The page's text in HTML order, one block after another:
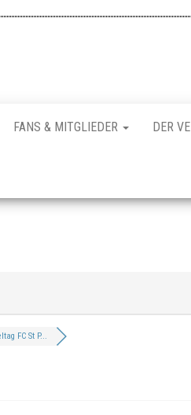
FANS & MITGLIEDER DER
FC St P...